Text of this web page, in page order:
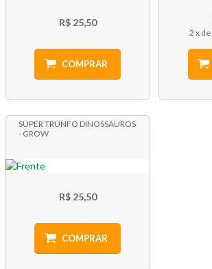
R$ 25,50
COMPRAR
2 x
SUPER TRUNFO DINOSSAUROS
- GROW
R$ 25,50
COMPRAR